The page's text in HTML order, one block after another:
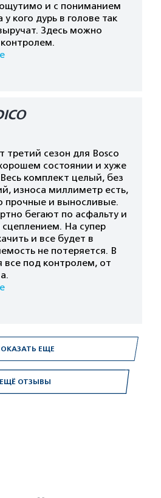
ЕЩЁ ОТЗЫВЫ
и с пониманием
у кого дурь в голове так
Здесь можно
третий сезон для Bosco
состоянии и хуже
комплект целый, без
износа миллиметр есть,
и выносливые.
бегают по асфальту и
На супер
и все будет в
не потеряется. В
все под контролем, от
ЕЩЕ